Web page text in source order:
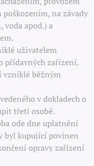
na závady
apod.) a
uživatelem
přídavných zařízení.
vzniklé běžným
v dokladech o
třetí osobě.
ode dne uplatnění
byl kupující povinen
opravy zařízení